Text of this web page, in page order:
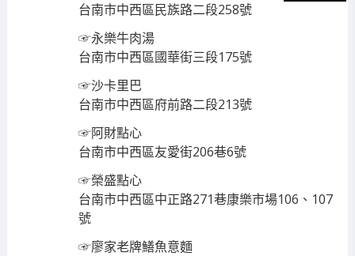
台南市中西區民族路二段258號
☞永樂牛肉湯
台南市中西區國華街三段175號
☞沙卡里巴
台南市中西區府前路二段213號
☞阿財點心
台南市中西區友愛街206巷6號
☞榮盛點心
台南市中西區中正路271巷康樂市場106、107
號
☞廖家老牌鱔魚意麵